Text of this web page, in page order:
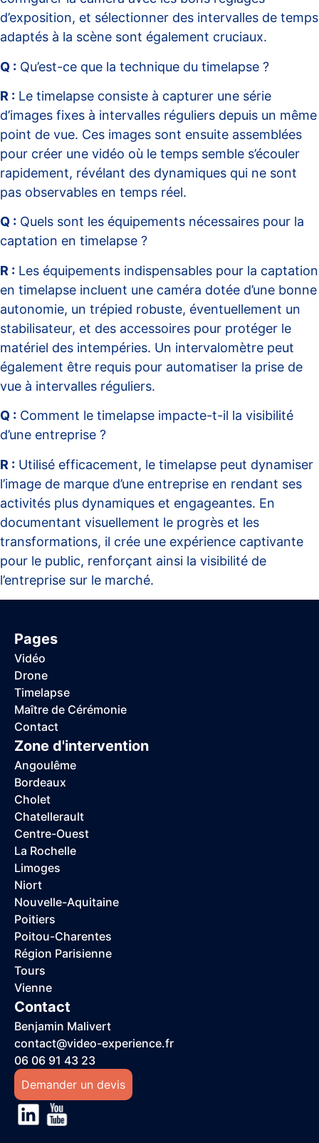
d’exposition, et sélectionner des intervalles de temps
adaptés à la scène sont également cruciaux.
Q : Qu’est-ce que la technique du timelapse ?
R : Le timelapse consiste à capturer une série
d’images fixes à intervalles réguliers depuis un même
point de vue. Ces images sont ensuite assemblées
pour créer une vidéo où le temps semble s’écouler
rapidement, révélant des dynamiques qui ne sont
pas observables en temps réel.
Q : Quels sont les équipements nécessaires pour la
captation en timelapse ?
R : Les équipements indispensables pour la captation
en timelapse incluent une caméra dotée d’une bonne
autonomie, un trépied robuste, éventuellement un
stabilisateur, et des accessoires pour protéger le
matériel des intempéries. Un intervalomètre peut
également être requis pour automatiser la prise de
vue à intervalles réguliers.
Q : Comment le timelapse impacte-t-il la visibilité
d’une entreprise ?
R : Utilisé efficacement, le timelapse peut dynamiser
l’image de marque d’une entreprise en rendant ses
activités plus dynamiques et engageantes. En
documentant visuellement le progrès et les
transformations, il crée une expérience captivante
pour le public, renforçant ainsi la visibilité de
l’entreprise sur le marché.
Pages
Vidéo
Drone
Timelapse
Maître de Cérémonie
Contact
Zone d'intervention
Angoulême
Bordeaux
Cholet
Chatellerault
Centre-Ouest
La Rochelle
Limoges
Niort
Nouvelle-Aquitaine
Poitiers
Poitou-Charentes
Région Parisienne
Tours
Vienne
Contact
Benjamin Malivert
contact@video-experience.fr
06 06 91 43 23
Demander un devis